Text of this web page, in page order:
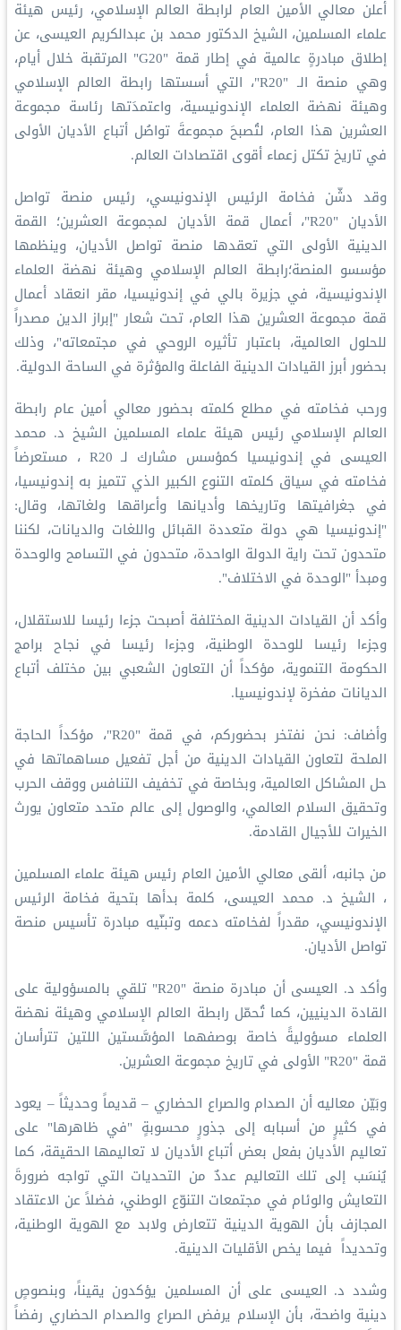
أعلن معالي الأمين العام لرابطة العالم الإسلامي، رئيس هيئة
علماء المسلمين، الشيخ الدكتور محمد بن عبدالكريم العيسى، عن
إطلاق مبادرةٍ عالمية في إطار قمة "G20" المرتقبة خلال أيام،
وهي منصة الـ "R20"، التي أسستها رابطة العالم الإسلامي
وهيئة نهضة العلماء الإندونيسية، واعتمدَتها رئاسة مجموعة
العشرين هذا العام، لتُصبحَ مجموعةَ تواصُل أتباع الأديان الأولى
في تاريخ تكتل زعماء أقوى اقتصادات العالم.
وقد دشّن فخامة الرئيس الإندونيسي، رئيس منصة تواصل
الأديان "R20"، أعمال قمة الأديان لمجموعة العشرين؛ القمة
الدينية الأولى التي تعقدها منصة تواصل الأديان، وينظمها
مؤسسو المنصة؛رابطة العالم الإسلامي وهيئة نهضة العلماء
الإندونيسية، في جزيرة بالي في إندونيسيا، مقر انعقاد أعمال
قمة مجموعة العشرين هذا العام، تحت شعار "إبراز الدين مصدراً
للحلول العالمية، باعتبار تأثيره الروحي في مجتمعاته"، وذلك
بحضور أبرز القيادات الدينية الفاعلة والمؤثرة في الساحة الدولية.
ورحب فخامته في مطلع كلمته بحضور معالي أمين عام رابطة
العالم الإسلامي رئيس هيئة علماء المسلمين الشيخ د. محمد
العيسى في إندونيسيا كمؤسس مشارك لـ R20 ، مستعرضاً
فخامته في سياق كلمته التنوع الكبير الذي تتميز به إندونيسيا،
في جغرافيتها وتاريخها وأديانها وأعراقها ولغاتها، وقال:
"إندونيسيا هي دولة متعددة القبائل واللغات والديانات، لكننا
متحدون تحت راية الدولة الواحدة، متحدون في التسامح والوحدة
ومبدأ "الوحدة في الاختلاف".
وأكد أن القيادات الدينية المختلفة أصبحت جزءا رئيسا للاستقلال،
وجزءا رئيسا للوحدة الوطنية، وجزءا رئيسا في نجاح برامج
الحكومة التنموية، مؤكداً أن التعاون الشعبي بين مختلف أتباع
الديانات مفخرة لإندونيسيا.
وأضاف: نحن نفتخر بحضوركم، في قمة "R20"، مؤكداً الحاجة
الملحة لتعاون القيادات الدينية من أجل تفعيل مساهماتها في
حل المشاكل العالمية، وبخاصة في تخفيف التنافس ووقف الحرب
وتحقيق السلام العالمي، والوصول إلى عالم متحد متعاون يورث
الخيرات للأجيال القادمة.
من جانبه، ألقى معالي الأمين العام رئيس هيئة علماء المسلمين
، الشيخ د. محمد العيسى، كلمة بدأها بتحية فخامة الرئيس
الإندونيسي، مقدراً لفخامته دعمه وتبنّيه مبادرة تأسيس منصة
تواصل الأديان.
وأكد د. العيسى أن مبادرة منصة "R20" تلقي بالمسؤولية على
القادة الدينيين، كما تُحمّل رابطة العالم الإسلامي وهيئة نهضة
العلماء مسؤوليةً خاصة بوصفهما المؤسَّستين اللتين تترأسان
قمة "R20" الأولى في تاريخ مجموعة العشرين.
وبَيّن معاليه أن الصدام والصراع الحضاري – قديماً وحديثاً – يعود
في كثيرٍ من أسبابه إلى جذورٍ محسوبةٍ "في ظاهرها" على
تعاليم الأديان بفعل بعض أتباع الأديان لا تعاليمها الحقيقة، كما
يُنسَب إلى تلك التعاليم عددٌ من التحديات التي تواجه ضرورةَ
التعايش والوئام في مجتمعات التنوّع الوطني، فضلاً عن الاعتقاد
المجازف بأن الهوية الدينية تتعارض ولابد مع الهوية الوطنية،
وتحديداً فيما يخص الأقليات الدينية.
وشدد د. العيسى على أن المسلمين يؤكدون يقيناً، وبنصوصٍ
دينية واضحة، بأن الإسلام يرفض الصراع والصدام الحضاري رفضاً